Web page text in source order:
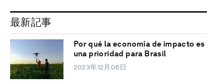
最新記事
Por qué la economía de impacto es
una prioridad para Brasil
2023年12月06日